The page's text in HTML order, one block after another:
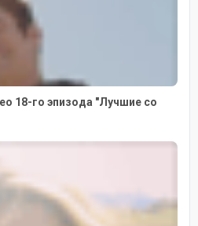
18-го эпизода "Лучшие со